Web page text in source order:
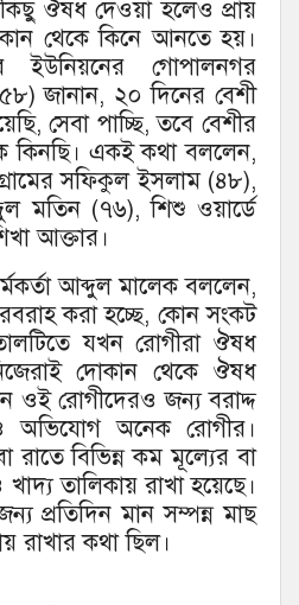
কিছু ঔষধ দেওয়া হলেও প্রায়
থেকে কিনে আনতে হয়।
ইউনিয়নের গোপালনগর
জানান, ২০ দিনের বেশী
সেবা পাচ্ছি, তবে বেশীর
কিনছি। একই কথা বললেন,
সফিকুল ইসলাম (৪৮),
মতিন (৭৬), শিশু ওয়ার্ডে
আক্তার।
আব্দুল মালেক বললেন,
করা হচ্ছে, কোন সংকট
যখন রোগীরা ঔষধ
দোকান থেকে ঔষধ
ওই রোগীদেরও জন্য বরাদ্দ
অভিযোগ অনেক রোগীর।
রাতে বিভিন্ন কম মূল্যের বা
তালিকায় রাখা হয়েছে।
প্রতিদিন মান সম্পন্ন মাছ
রাখার কথা ছিল।